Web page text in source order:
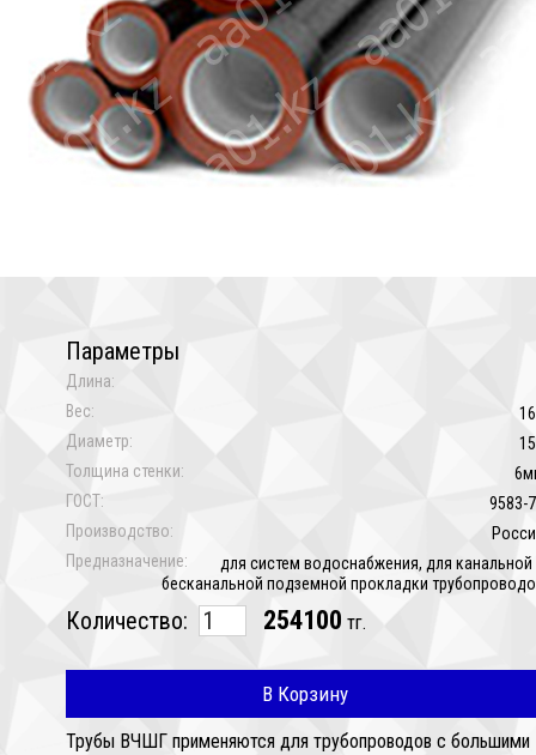
Параметры
Длина:
Вес:
Диаметр:
Толщина стенки:
ГОСТ:
9583-
Производство:
Предназначение:
для систем водоснабжения, для канальной
бесканальной подземной прокладки
Количество: 254100 тг.
В Корзину
Трубы ВЧШГ применяются для трубопроводов с большими